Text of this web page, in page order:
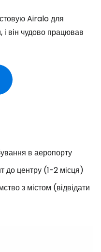
Airalo для
він чудово працював
в аеропорту
до центру (1-2 місця)
з містом (відвідати